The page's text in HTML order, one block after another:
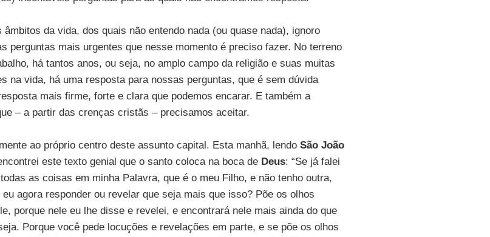
âmbitos da vida, dos quais não entendo nada (ou quase nada), ignoro
perguntas mais urgentes que nesse momento é preciso fazer. No terreno
há tantos anos, ou seja, no amplo campo da religião e suas muitas
na vida, há uma resposta para nossas perguntas, que é sem dúvida
mais firme, forte e clara que podemos encarar. E também a
– a partir das crenças cristãs – precisamos aceitar.
ao próprio centro deste assunto capital. Esta manhã, lendo São João
este texto genial que o santo coloca na boca de Deus: “Se já falei
as coisas em minha Palavra, que é o meu Filho, e não tenho outra,
eu agora responder ou revelar que seja mais que isso? Põe os olhos
porque nele eu lhe disse e revelei, e encontrará nele mais ainda do que
Porque você pede locuções e revelações em parte, e se põe os olhos